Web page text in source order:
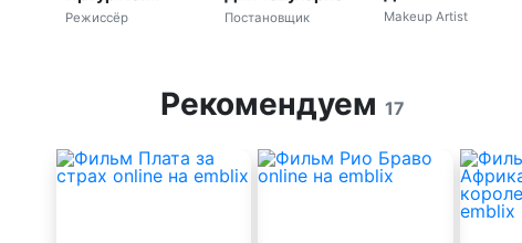
Режиссёр Постановщик Makeup Artist
Рекомендуем 17